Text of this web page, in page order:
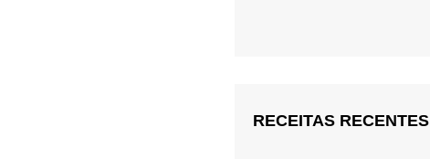
RECEITAS RECENTES